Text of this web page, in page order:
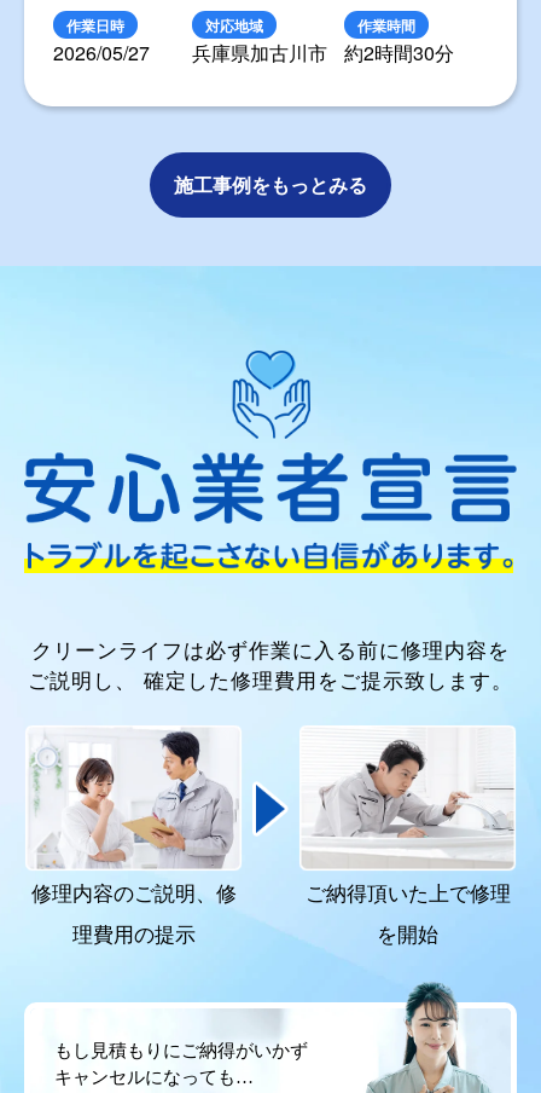
作業日時
2026/05/27
対応地域
兵庫県加古川市
作業時間
約2時間30分
施工事例をもっとみる
クリーンライフは必ず作業に入る前に修理内容を
ご説明し、
確定した修理費用をご提示致します。
修理内容のご説明、 修
理費用の提示
ご納得頂いた上で修理
を開始
もし見積もりにご納得がいかず
キャンセルになっても…